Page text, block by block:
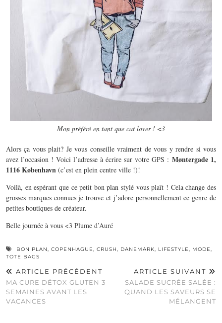
Mon préféré en tant que cat lover ! <3
Alors ça vous plait? Je vous conseille vraiment de vous y rendre si vous
avez l’occasion ! Voici l’adresse à écrire sur votre GPS : Møntergade 1,
1116 København (c’est en plein centre ville !)!
Voilà, en espérant que ce petit bon plan stylé vous plaît ! Cela change des
grosses marques connues je trouve et j’adore personnellement ce genre de
petites boutiques de créateur.
Belle journée à vous <3 Plume d’Auré
BON PLAN, COPENHAGUE, CRUSH, DANEMARK, LIFESTYLE, MODE,
TOTE BAGS
ARTICLE PRÉCÉDENT
MA CURE DÉTOX GLUTEN 3
SEMAINES AVANT LES
VACANCES
ARTICLE SUIVANT
SALADE SUCRÉE SALÉE :
QUAND LES SAVEURS SE
MÉLANGENT